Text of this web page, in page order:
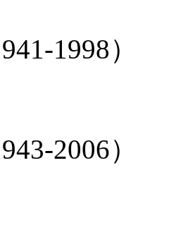
1998）
2006）